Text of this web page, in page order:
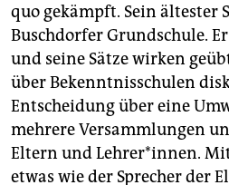
quo gekämpft. Sein ältester
Buschdorfer Grundschule.
und seine Sätze wirken
über Bekenntnisschulen
Entscheidung über eine
mehrere Versammlungen
Eltern und Lehrer*innen.
etwas wie der Sprecher der